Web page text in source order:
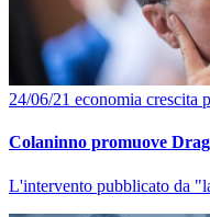
24/06/21 economia crescita
Colaninno promuove
L'intervento pubblicato da